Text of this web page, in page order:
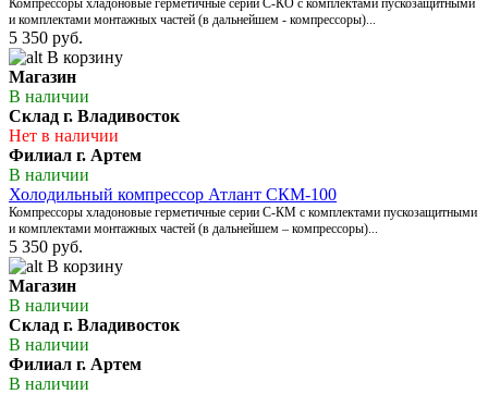
Компрессоры хладоновые герметичные серии С-КО с комплектами пускозащитными
и комплектами монтажных частей (в дальнейшем - компрессоры)...
5 350 руб.
В корзину
Магазин
В наличии
Склад г. Владивосток
Нет в наличии
Филиал г. Артем
В наличии
Холодильный компрессор Атлант СКМ-100
Компрессоры хладоновые герметичные серии С-КМ с комплектами пускозащитными
и комплектами монтажных частей (в дальнейшем – компрессоры)...
5 350 руб.
В корзину
Магазин
В наличии
Склад г. Владивосток
В наличии
Филиал г. Артем
В наличии